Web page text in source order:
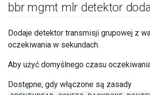
bbr mgmt mlr detektor
Dodaje detektor transmisji grupowej z
oczekiwania w sekundach.
Aby użyć domyślnego czasu
Dostępne, gdy włączone są zasady